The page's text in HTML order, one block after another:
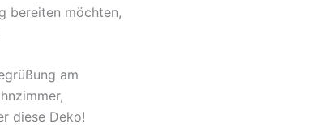
bereiten möchten,
am
diese Deko!